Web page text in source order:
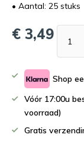
• Aantal: 25 stuks
€ 3,49
Shop
Vóór 17:00u
voorraad)
Gratis